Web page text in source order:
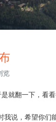
览
翻一下，看看
说，希望你们